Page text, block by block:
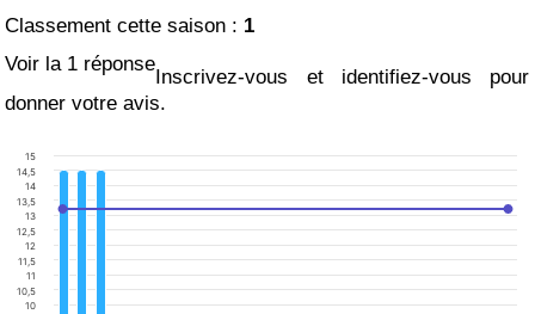
Classement cette saison : 1
Voir la 1 réponse
Inscrivez-vous et identifiez-vous pour
donner votre avis.
10
10,5
11
11,5
12
12,5
13
13,5
14
14,5
15